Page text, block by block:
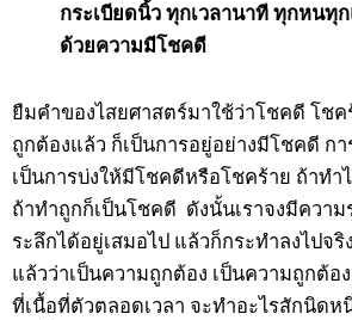
กระเบียดนิ้ว ทุกเวลานาที ทุกหนทุ
ด้วยความมีโชคดี
ยืมคำของไสยศาสตร์มาใช้ว่าโชคดี โช
ถูกต้องแล้ว ก็เป็นการอยู่อย่างมีโชคดี ก
เป็นการบ่งให้มีโชคดีหรือโชคร้าย ถ้าทำ
ถ้าทำถูกก็เป็นโชคดี ดังนั้นเราจงมีควา
ระลึกได้อยู่เสมอไป แล้วก็กระทำลงไปจริ
แล้วว่าเป็นความถูกต้อง เป็นความถูกต้อ
ที่เนื้อที่ตัวตลอดเวลา จะทำอะไรสักนิดห